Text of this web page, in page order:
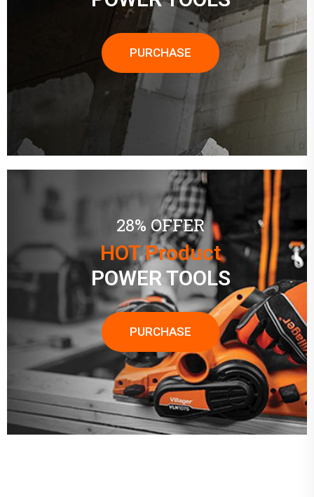
PURCHASE
28% OFFER
HOT Product
POWER TOOLS
PURCHASE